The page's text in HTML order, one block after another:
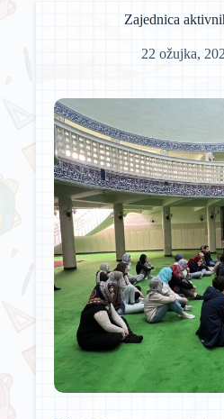
Zajednica
22 ožujka,